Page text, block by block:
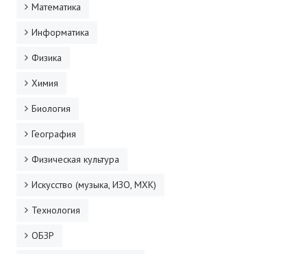
Математика
Информатика
Физика
Химия
Биология
География
Физическая культура
Искусство (музыка, ИЗО, МХК)
Технология
ОБЗР